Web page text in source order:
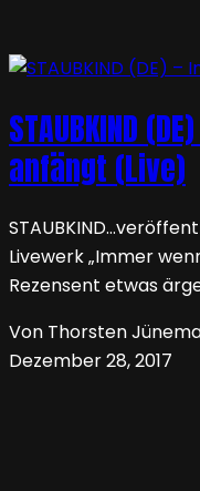
STAUBKIND
anfängt (Live)
Livewerk „Immer
Rezensent etwas
Von Thorsten
Dezember 28, 2017